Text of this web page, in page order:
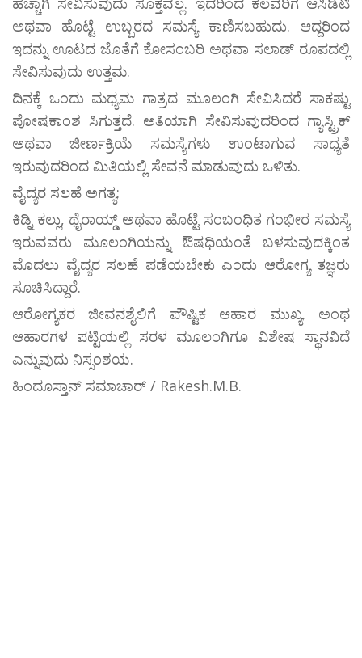
ಅಥವಾ ಹೊಟ್ಟೆ ಉಬ್ಬರದ ಸಮಸ್ಯೆ ಕಾಣಿಸಬಹುದು. ಆದ್ದರಿಂದ
ಇದನ್ನು ಊಟದ ಜೊತೆಗೆ ಕೋಸಂಬರಿ ಅಥವಾ ಸಲಾಡ್ ರೂಪದಲ್ಲಿ
ಸೇವಿಸುವುದು ಉತ್ತಮ.
ದಿನಕ್ಕೆ ಒಂದು ಮಧ್ಯಮ ಗಾತ್ರದ ಮೂಲಂಗಿ ಸೇವಿಸಿದರೆ ಸಾಕಷ್ಟು
ಪೋಷಕಾಂಶ ಸಿಗುತ್ತದೆ. ಅತಿಯಾಗಿ ಸೇವಿಸುವುದರಿಂದ ಗ್ಯಾಸ್ಟ್ರಿಕ್
ಅಥವಾ ಜೀರ್ಣಕ್ರಿಯೆ ಸಮಸ್ಯೆಗಳು ಉಂಟಾಗುವ ಸಾಧ್ಯತೆ
ಇರುವುದರಿಂದ ಮಿತಿಯಲ್ಲಿ ಸೇವನೆ ಮಾಡುವುದು ಒಳಿತು.
ವೈದ್ಯರ ಸಲಹೆ ಅಗತ್ಯ:
ಕಿಡ್ನಿ ಕಲ್ಲು, ಥೈರಾಯ್ಡ್ ಅಥವಾ ಹೊಟ್ಟೆ ಸಂಬಂಧಿತ ಗಂಭೀರ ಸಮಸ್ಯೆ
ಇರುವವರು ಮೂಲಂಗಿಯನ್ನು ಔಷಧಿಯಂತೆ ಬಳಸುವುದಕ್ಕಿಂತ
ಮೊದಲು ವೈದ್ಯರ ಸಲಹೆ ಪಡೆಯಬೇಕು ಎಂದು ಆರೋಗ್ಯ ತಜ್ಞರು
ಸೂಚಿಸಿದ್ದಾರೆ.
ಆರೋಗ್ಯಕರ ಜೀವನಶೈಲಿಗೆ ಪೌಷ್ಟಿಕ ಆಹಾರ ಮುಖ್ಯ. ಅಂಥ
ಆಹಾರಗಳ ಪಟ್ಟಿಯಲ್ಲಿ ಸರಳ ಮೂಲಂಗಿಗೂ ವಿಶೇಷ ಸ್ಥಾನವಿದೆ
ಎನ್ನುವುದು ನಿಸ್ಸಂಶಯ.
ಹಿಂದೂಸ್ತಾನ್ ಸಮಾಚಾರ್ / Rakesh.M.B.